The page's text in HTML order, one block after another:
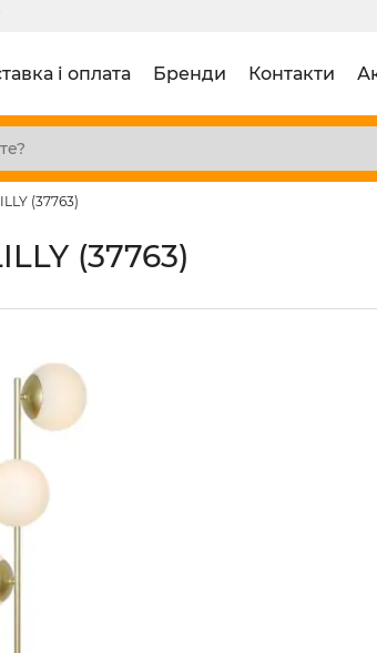
і оплата Бренди Контакти
(37763)
(37763)